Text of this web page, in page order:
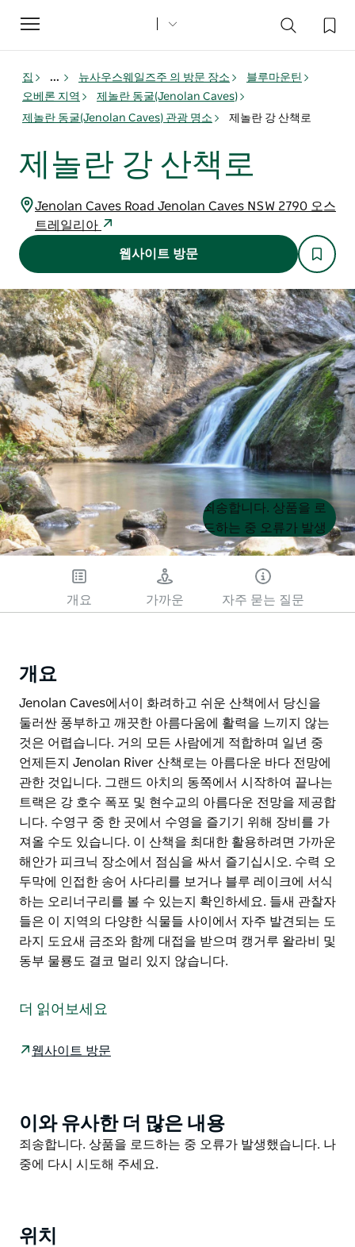
Toggle
navigation
집 ... 뉴사우스웨일즈주 의 방문 장소
블루마운틴
오베론 지역
제놀란 동굴(Jenolan Caves)
제놀란 동굴(Jenolan Caves) 관광 명소
제놀란 강 산책로
제놀란 강 산책로
Jenolan Caves Road Jenolan Caves NSW 2790 오스
트레일리아
웹사이트 방문
Product
List
Product
List
죄송합니다. 상품을 로
드하는 중 오류가 발생
했습니다. 나중에 다시
시도해 주세요.
개요 가까운 자주 묻는 질문
개요
Jenolan Caves에서이 화려하고 쉬운 산책에서 당신을
둘러싼 풍부하고 깨끗한 아름다움에 활력을 느끼지 않는
것은 어렵습니다. 거의 모든 사람에게 적합하며 일년 중
언제든지 Jenolan River 산책로는 아름다운 바다 전망에
관한 것입니다. 그랜드 아치의 동쪽에서 시작하여 끝나는
트랙은 강 호수 폭포 및 현수교의 아름다운 전망을 제공합
니다. 수영구 중 한 곳에서 수영을 즐기기 위해 장비를 가
져올 수도 있습니다. 이 산책을 최대한 활용하려면 가까운
해안가 피크닉 장소에서 점심을 싸서 즐기십시오. 수력 오
두막에 인접한 송어 사다리를 보거나 블루 레이크에 서식
하는 오리너구리를 볼 수 있는지 확인하세요. 들새 관찰자
들은 이 지역의 다양한 식물들 사이에서 자주 발견되는 도
라지 도요새 금조와 함께 대접을 받으며 캥거루 왈라비 및
동부 물룡도 결코 멀리 있지 않습니다.
둘러싼 풍부하고 깨끗한 아름다움에 활력을 느끼지 않는
거의 모든 사람에게 적합하며 일년 중 언제든지 Jenolan
한 곳에서 수영을 즐기기 위해 장비를 가져올 수도 있습니
다.
볼 수 있는지 확인하세요.
더 읽어보세요
웹사이트 방문
Product
List
이와 유사한 더 많은 내용
Product
List
죄송합니다. 상품을 로드하는 중 오류가 발생했습니다. 나
중에 다시 시도해 주세요.
위치